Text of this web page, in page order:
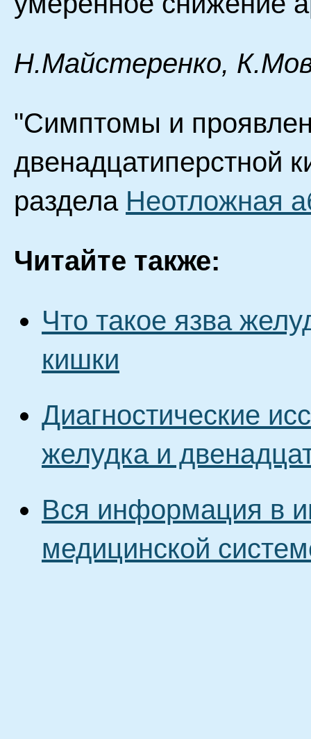
H.Майстеренко,
"Симптомы и
двенадцатиперстной
раздела Неотложная
Читайте также:
Что такое язва
кишки
Диагностические
желудка и
Вся информация в
медицинской